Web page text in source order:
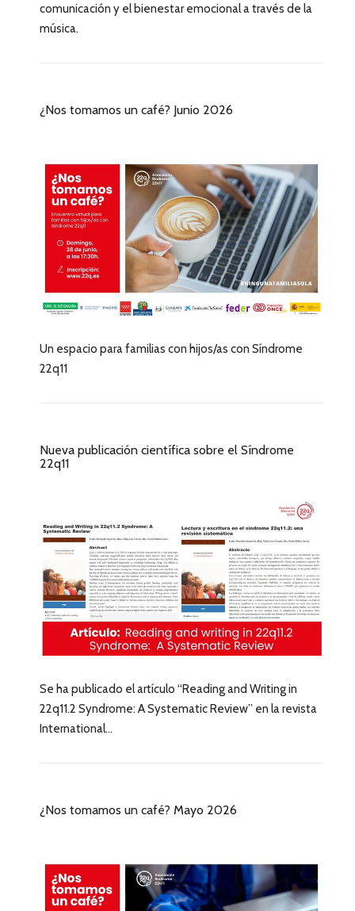
comunicación y el bienestar emocional a través de la
música.
¿Nos tomamos un café? Junio 2026
Un espacio para familias con hijos/as con Síndrome
22q11
Nueva publicación científica sobre el Síndrome
22q11
Se ha publicado el artículo “Reading and Writing in
22q11.2 Syndrome: A Systematic Review” en la revista
International...
¿Nos tomamos un café? Mayo 2026